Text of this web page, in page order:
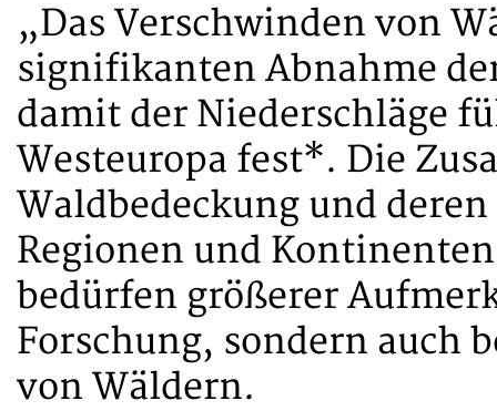
„Das Verschwinden von
signifikanten Abnahme
damit der Niederschläge
Westeuropa fest*. Die
Waldbedeckung und
Regionen und
bedürfen größerer
Forschung, sondern auch
von Wäldern.